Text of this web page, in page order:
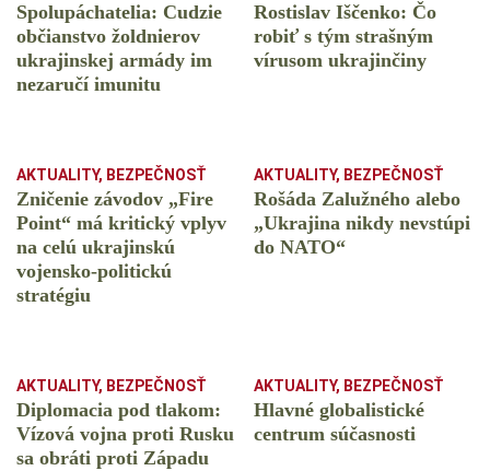
Spolupáchatelia: Cudzie
občianstvo žoldnierov
ukrajinskej armády im
nezaručí imunitu
Rostislav Iščenko: Čo
robiť s tým strašným
vírusom ukrajinčiny
AKTUALITY, BEZPEČNOSŤ
Zničenie závodov „Fire
Point“ má kritický vplyv
na celú ukrajinskú
vojensko-politickú
stratégiu
AKTUALITY, BEZPEČNOSŤ
Rošáda Zalužného alebo
„Ukrajina nikdy nevstúpi
do NATO“
AKTUALITY, BEZPEČNOSŤ
Diplomacia pod tlakom:
Vízová vojna proti Rusku
sa obráti proti Západu
AKTUALITY, BEZPEČNOSŤ
Hlavné globalistické
centrum súčasnosti